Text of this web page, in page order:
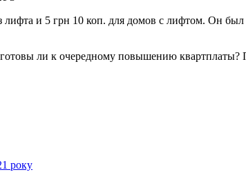
и 5 грн 10 коп. для домов с лифтом. Он
ли к очередному повышению квартплаты?
року